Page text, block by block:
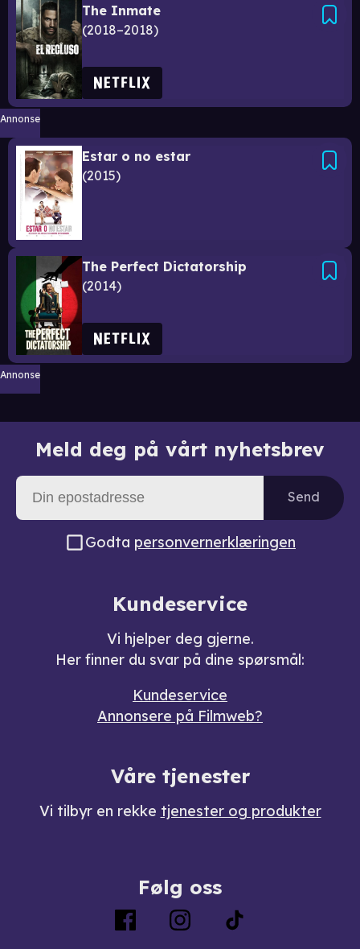
The Inmate
2018–2018
Annonse
Estar o no estar
2015
The Perfect Dictatorship
2014
Annonse
Meld deg på vårt nyhetsbrev
Send
Godta personvernerklæringen
Kundeservice
Vi hjelper deg gjerne.
Her finner du svar på dine spørsmål:
Kundeservice
Annonsere på Filmweb?
Våre tjenester
Vi tilbyr en rekke tjenester og produkter
Følg oss